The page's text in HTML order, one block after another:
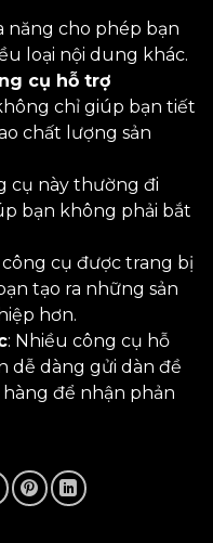
năng cho phép bạn
loại nội dung khác.
cụ hỗ trợ
chỉ giúp bạn tiết
chất lượng sản
cụ này thường đi
bạn không phải bắt
công cụ được trang bị
tạo ra những sản
hơn.
: Nhiều công cụ hỗ
dễ dàng gửi dàn đề
để nhận phản